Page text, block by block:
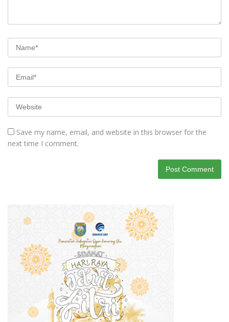
Save my name, email, and website in this browser for the
next time I comment.